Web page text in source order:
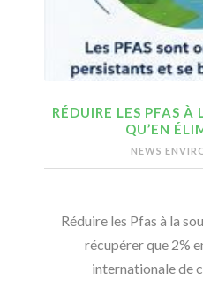
RÉDUIRE LES PFAS À
QU’EN
NEWS
Réduire les Pfas à la
récupérer que 2%
internationale de